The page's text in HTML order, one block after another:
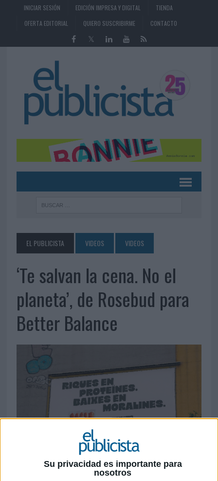
Su privacidad es importante para
nosotros
INICIAR SESIÓN EDICIÓN IMPRESA Y DIGITAL
TIENDA
OFERTA EDITORIAL
QUIERO SUSCRIBIRME CONTACTO
EL PUBLICISTA VIDEOS VIDEOS
‘Te salvan la cena. No el
planeta’, de Rosebud para
Better Balance